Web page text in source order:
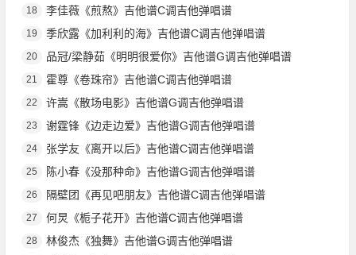
18 李佳薇《煎熬》吉他谱C调吉他弹唱谱
19 季欣露《加利利的海》吉他谱C调吉他弹唱谱
20 品冠/梁静茹《明明很爱你》吉他谱G调吉他弹唱谱
21 霍尊《卷珠帘》吉他谱C调吉他弹唱谱
22 许嵩《散场电影》吉他谱G调吉他弹唱谱
23 谢霆锋《边走边爱》吉他谱G调吉他弹唱谱
24 张学友《离开以后》吉他谱C调吉他弹唱谱
25 陈小春《没那种命》吉他谱G调吉他弹唱谱
26 隔壁团《再见吧朋友》吉他谱C调吉他弹唱谱
27 何炅《栀子花开》吉他谱C调吉他弹唱谱
28 林俊杰《独舞》吉他谱G调吉他弹唱谱